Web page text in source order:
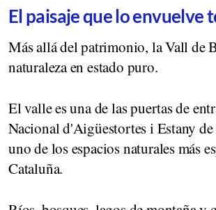
El paisaje que lo envuelve
Más allá del patrimonio, la Vall de
naturaleza en estado puro.
El valle es una de las puertas de
Nacional d'Aigüestortes i Estany
uno de los espacios naturales más
Cataluña.